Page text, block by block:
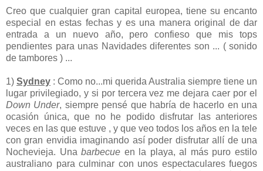
Creo que cualquier gran capital europea, tiene su encanto
especial en estas fechas y es una manera original de dar
entrada a un nuevo año, pero confieso que mis tops
pendientes para unas Navidades diferentes son ... ( sonido
de tambores ) ...
1) Sydney : Como no...mi querida Australia siempre tiene un
lugar privilegiado, y si por tercera vez me dejara caer por el
Down Under, siempre pensé que habría de hacerlo en una
ocasión única, que no he podido disfrutar las anteriores
veces en las que estuve , y que veo todos los años en la tele
con gran envidia imaginando así poder disfrutar allí de una
Nochevieja. Unabarbecue en la playa, al más puro estilo
australiano para culminar con unos espectaculares fuegos